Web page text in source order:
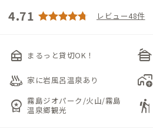
4.71 レビュー48件
nest_multi_room まるっと貸切OK！ cabin
bath_outdoor 家に岩風呂温泉あり add_home_work
workspace_premium 霧島ジオパーク/火山/霧島
温泉郷観光
hiking